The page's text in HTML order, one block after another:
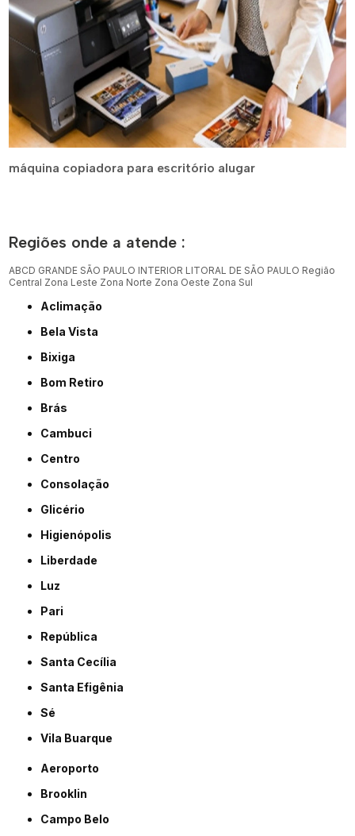
máquina copiadora para escritório alugar
Regiões onde a atende :
ABCD GRANDE SÃO PAULO INTERIOR LITORAL DE SÃO PAULO Região
Central Zona Leste Zona Norte Zona Oeste Zona Sul
Aclimação
Bela Vista
Bixiga
Bom Retiro
Brás
Cambuci
Centro
Consolação
Glicério
Higienópolis
Liberdade
Luz
Pari
República
Santa Cecília
Santa Efigênia
Sé
Vila Buarque
Aeroporto
Brooklin
Campo Belo